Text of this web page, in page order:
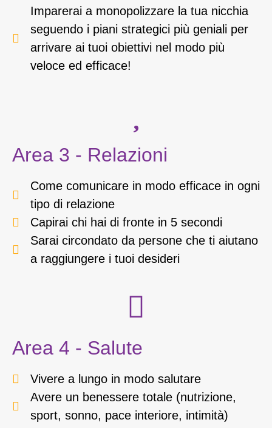
Imparerai a monopolizzare la tua nicchia
seguendo i piani strategici più geniali per
arrivare ai tuoi obiettivi nel modo più
veloce ed efficace!
Area 3 - Relazioni
Come comunicare in modo efficace in ogni
tipo di relazione
Capirai chi hai di fronte in 5 secondi
Sarai circondato da persone che ti aiutano
a raggiungere i tuoi desideri
Area 4 - Salute
Vivere a lungo in modo salutare
Avere un benessere totale (nutrizione,
sport, sonno, pace interiore, intimità)